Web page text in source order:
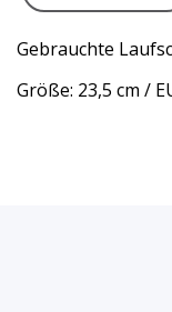
Gebrauchte
Größe: 23,5 cm /